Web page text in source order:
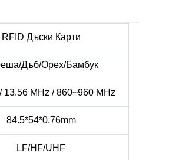
RFID Дъски Карти
Дъб/Орех/Бамбук
13.56 MHz / 860~960 MHz
84.5*54*0.76mm
LF/HF/UHF